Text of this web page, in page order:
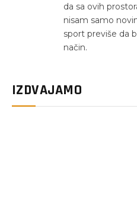
da sa ovih
nisam samo
sport previše da
način.
IZDVAJAMO